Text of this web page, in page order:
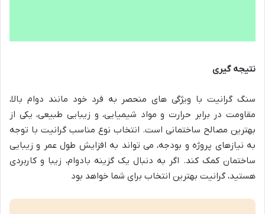
نتیجه گیری
سنگ گرانیت با ویژگی های منحصر به فرد خود مانند دوام بالا،
مقاومت در برابر حرارت و مواد شیمیایی، و زیبایی طبیعی، یکی از
بهترین مصالح ساختمانی است. انتخاب نوع مناسب گرانیت با توجه
به نیازهای پروژه و بودجه، می تواند به افزایش طول عمر و زیبایی
ساختمان کمک کند. اگر به دنبال یک گزینه بادوام، زیبا و کاربردی
هستید، گرانیت بهترین انتخاب برای شما خواهد بود